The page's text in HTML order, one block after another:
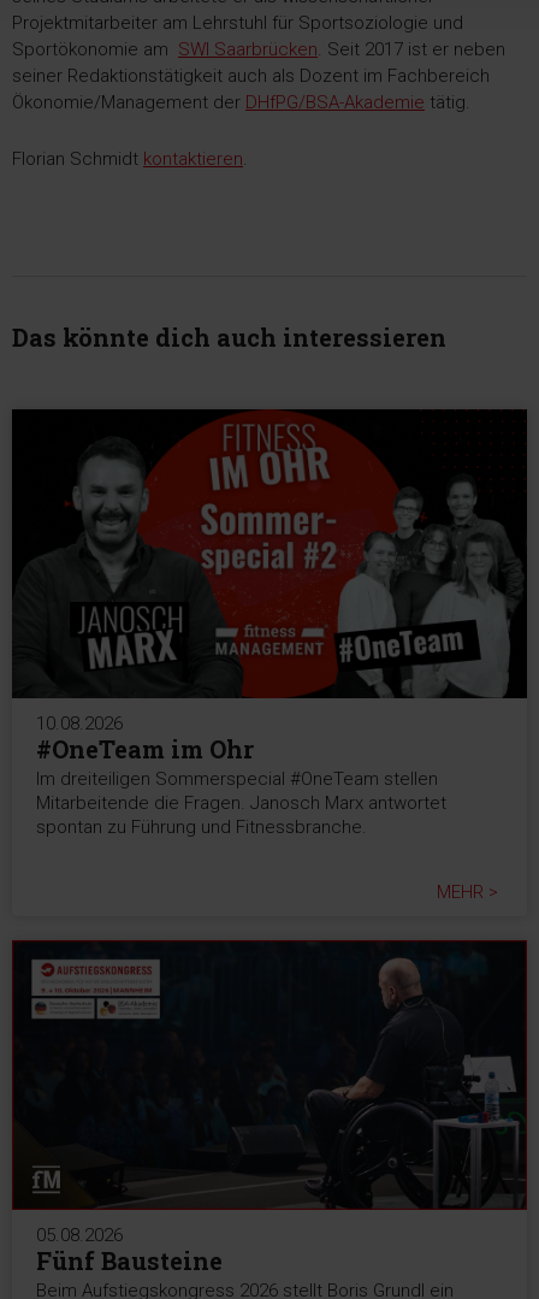
Projektmitarbeiter am Lehrstuhl für Sportsoziologie und
Sportökonomie am SWI Saarbrücken. Seit 2017 ist er neben
seiner Redaktionstätigkeit auch als Dozent im Fachbereich
Ökonomie/Management der DHfPG/BSA-Akademie tätig.
Florian Schmidt kontaktieren.
Das könnte dich auch interessieren
10.08.2026
#OneTeam im Ohr
Im dreiteiligen Sommerspecial #OneTeam stellen
Mitarbeitende die Fragen. Janosch Marx antwortet
spontan zu Führung und Fitnessbranche.
MEHR >
05.08.2026
Fünf Bausteine
Beim Aufstiegskongress 2026 stellt Boris Grundl ein